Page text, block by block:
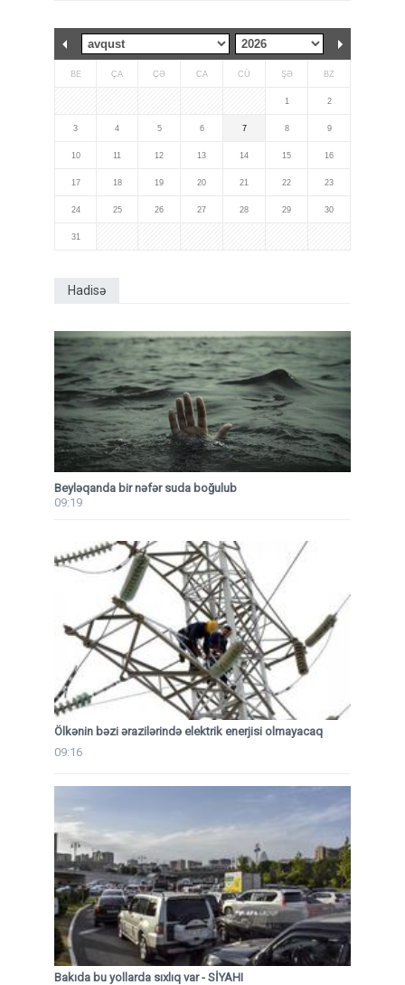
BE ÇA ÇƏ CA CÜ ŞƏ BZ
1 2
3 4 5 6 7 8 9
10 11 12 13 14 15 16
17 18 19 20 21 22 23
24 25 26 27 28 29 30
31
Hadisə
Beyləqanda bir nəfər suda boğulub
09:19
Ölkənin bəzi ərazilərində elektrik enerjisi olmayacaq
09:16
Bakıda bu yollarda sıxlıq var - SİYAHI